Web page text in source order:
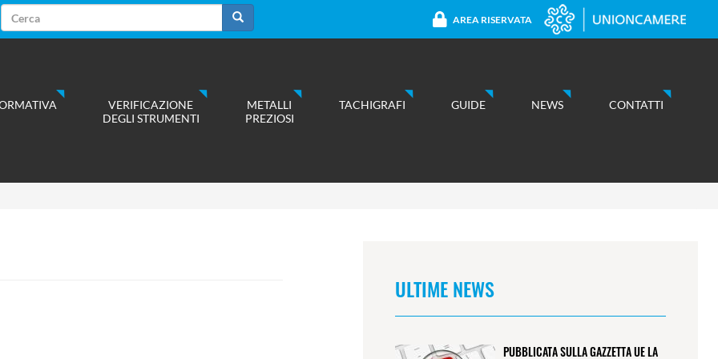
Form
di
Cerca
AREA RISERVATA
VERIFICAZIONE
DEGLI STRUMENTI
METALLI
PREZIOSI
TACHIGRAFI GUIDE NEWS CONTATTI
ULTIME NEWS
PUBBLICATA SULLA GAZZETTA UE LA